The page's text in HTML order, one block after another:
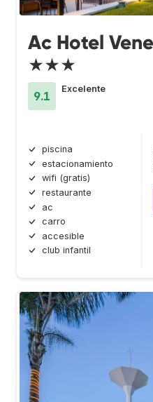
Ac Hotel
★★★
9.1
Excelente
piscina
estacionamiento
wifi (gratis)
restaurante
ac
carro
accesible
club infantil